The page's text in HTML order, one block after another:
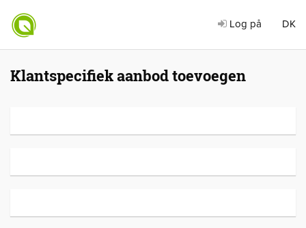
Log på DK
Klantspecifiek aanbod toevoegen